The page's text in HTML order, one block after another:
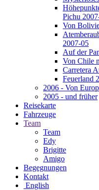
Pichu
Von
2007-05
Auf der
Von Chile
Carretera
Feuerland
2006 - Von
2005 - und früher
Reisekarte
Fahrzeuge
Team
Team
Edy
Brigitte
Amigo
Begegnungen
Kontakt
English